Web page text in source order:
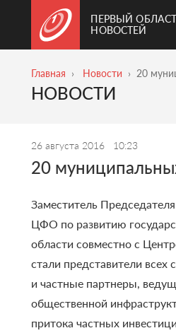
ПЕРВЫЙ
НОВОСТЕЙ
Главная Новости 20
НОВОСТИ
26 августа 2016 10:23
20
Заместитель
ЦФО по развитию
области совместно с
стали представители
и частные партнеры,
общественной
притока частных